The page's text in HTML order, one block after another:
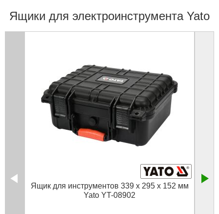
Ящики для электроинструмента Yato
Ящик для инструментов 339 х 295 х 152 мм
Yato YT-08902